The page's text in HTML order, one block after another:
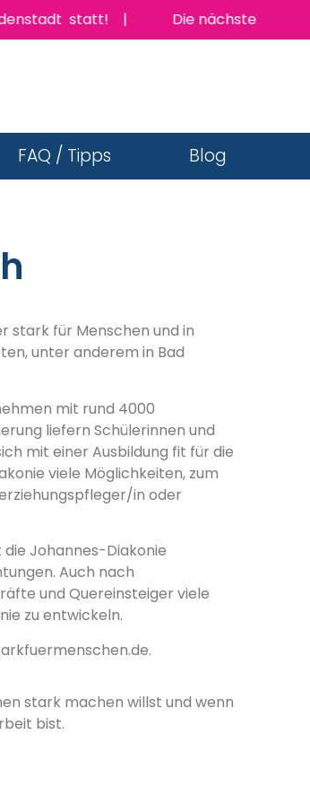
statt! | Die nächste TopJob
FAQ / Tipps Blog
stark für Menschen und in
unter anderem in Bad
mit rund 4000
liefern Schülerinnen und
mit einer Ausbildung fit für die
viele Möglichkeiten, zum
in oder
Johannes-Diakonie
Auch nach
und Quereinsteiger viele
zu entwickeln.
stark machen willst und wenn
bist.